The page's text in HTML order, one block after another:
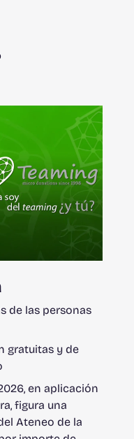
de las personas
gratuitas y de
en aplicación
figura una
Ateneo de la